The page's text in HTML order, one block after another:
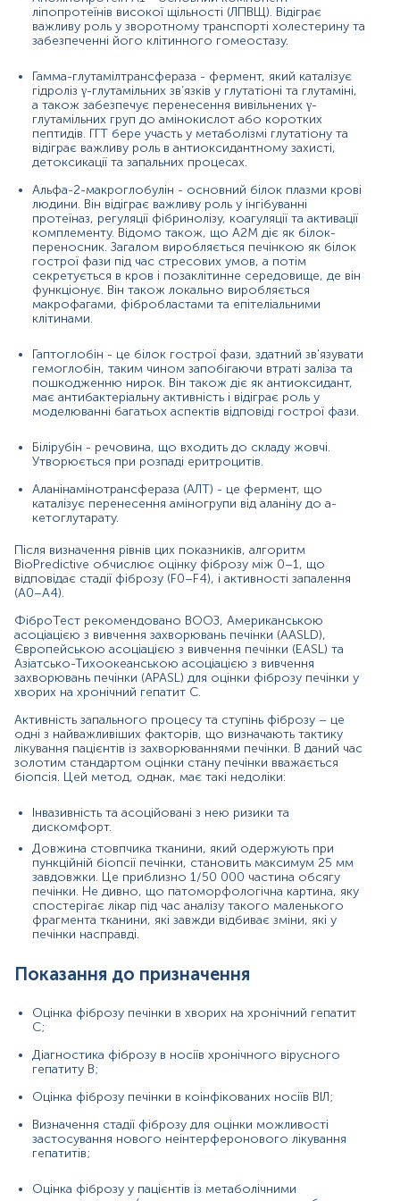
Білірубін - речовина, що входить до складу
жовчі. Утворюється при розпаді еритроцитів.
Аланінамінотрансфераза (АЛТ) - це фермент, що
каталізує перенесення аміногрупи від аланіну до
a-кетоглутарату.
Після визначення рівнів цих показників, алгоритм
BioPredictive обчислює оцінку фіброзу між 0–1, що
відповідає стадії фіброзу (F0–F4), і активності
запалення (A0–A4).
ФіброТест рекомендовано ВООЗ, Американською
асоціацією з вивчення захворювань печінки (AASLD),
Європейською асоціацією з вивчення печінки (EASL) та
Азіатсько-Тихоокеанською асоціацією з вивчення
захворювань печінки (APASL) для оцінки фіброзу печінки
у хворих на хронічний гепатит С.
Активність запального процесу та ступінь фіброзу – це
лікування пацієнтів із захворюваннями печінки. В даний
час золотим стандартом оцінки стану печінки
вважається біопсія. Цей метод, однак, має такі
недоліки:
дискомфорт.
Довжина стовпчика тканини, який одержують при
пункційній біопсії печінки, становить максимум 25
мм завдовжки. Це приблизно 1/50 000 частина
обсягу печінки. Не дивно, що патоморфологічна
такого маленького фрагмента тканини, які завжди
відбиває зміни, які у печінки насправді.
Показання до призначення
Оцінка фіброзу печінки в хворих на хронічний
гепатит С;
Діагностика фіброзу в носіїв хронічного
вірусного гепатиту В;
Оцінка фіброзу печінки в коінфікованих носіїв
ВІЛ;
Визначення стадії фіброзу для оцінки можливості
застосування нового неінтерферонового
Оцінка фіброзу у пацієнтів із метаболічними
захворюваннями (неалкогольна жирова хвороба
печінки) та пацієнтів, які вживають надмірну
кількість алкоголю.
Матеріал
Зміст:
Маркер
Показання до призначення
Інтерферуючі чинники
Інтерпретація
Маркер
ліпопротеїнів високої щільності (ЛПВЩ). Відіграє
важливу роль у зворотному транспорті холестерину та
забезпеченні його клітинного гомеостазу.
Гамма-глутамілтрансфераза - фермент, який каталізує
гідроліз γ-глутамільних зв’язків у глутатіоні та глутаміні,
а також забезпечує перенесення вивільнених γ-
глутамільних груп до амінокислот або коротких
пептидів. ГГТ бере участь у метаболізмі глутатіону та
відіграє важливу роль в антиоксидантному захисті,
детоксикації та запальних процесах.
Альфа-2-макроглобулін - основний білок плазми крові
людини. Він відіграє важливу роль у інгібуванні
протеїназ, регуляції фібринолізу, коагуляції та активації
комплементу. Відомо також, що A2M діє як білок-
переносник. Загалом виробляється печінкою як білок
гострої фази під час стресових умов, а потім
секретується в кров і позаклітинне середовище, де він
функціонує. Він також локально виробляється
макрофагами, фібробластами та епітеліальними
клітинами.
Гаптоглобін - це білок гострої фази, здатний зв'язувати
гемоглобін, таким чином запобігаючи втраті заліза та
пошкодженню нирок. Він також діє як антиоксидант,
має антибактеріальну активність і відіграє роль у
моделюванні багатьох аспектів відповіді гострої фази.
Білірубін - речовина, що входить до складу жовчі.
Утворюється при розпаді еритроцитів.
Аланінамінотрансфераза (АЛТ) - це фермент, що
каталізує перенесення аміногрупи від аланіну до a-
кетоглутарату.
Після визначення рівнів цих показників, алгоритм
BioPredictive обчислює оцінку фіброзу між 0–1, що
відповідає стадії фіброзу (F0–F4), і активності запалення
(A0–A4).
ФіброТест рекомендовано ВООЗ, Американською
асоціацією з вивчення захворювань печінки (AASLD),
Європейською асоціацією з вивчення печінки (EASL) та
Азіатсько-Тихоокеанською асоціацією з вивчення
захворювань печінки (APASL) для оцінки фіброзу печінки у
хворих на хронічний гепатит С.
Активність запального процесу та ступінь фіброзу – це
одні з найважливіших факторів, що визначають тактику
лікування пацієнтів із захворюваннями печінки. В даний час
золотим стандартом оцінки стану печінки вважається
біопсія. Цей метод, однак, має такі недоліки:
Інвазивність та асоційовані з нею ризики та
дискомфорт.
Довжина стовпчика тканини, який одержують при
пункційній біопсії печінки, становить максимум 25 мм
завдовжки. Це приблизно 1/50 000 частина обсягу
печінки. Не дивно, що патоморфологічна картина, яку
спостерігає лікар під час аналізу такого маленького
фрагмента тканини, які завжди відбиває зміни, які у
печінки насправді.
Показання до призначення
Оцінка фіброзу печінки в хворих на хронічний гепатит
С;
Діагностика фіброзу в носіїв хронічного вірусного
гепатиту В;
Оцінка фіброзу печінки в коінфікованих носіїв ВІЛ;
Визначення стадії фіброзу для оцінки можливості
застосування нового неінтерферонового лікування
гепатитів;
Оцінка фіброзу у пацієнтів із метаболічними